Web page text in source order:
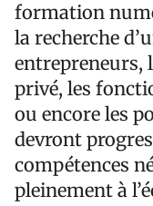
formation
la recherche
entrepreneurs,
privé, les
ou encore les
devront
compétences
pleinement à